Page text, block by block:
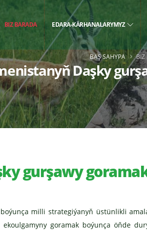
BIZ BARADA EDARA-KÄRHANALARYMYZ
Daşky
BAŞ SAHYPA BIZ
gurşawy
milli strategiýanyň üstünlikli
goramak boýunça öňde